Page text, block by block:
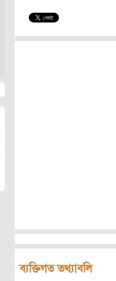
ব্যক্তিগত তথ্যাবলি